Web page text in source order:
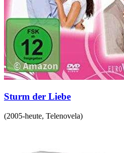
Sturm der Liebe
(2005-heute, Telenovela)